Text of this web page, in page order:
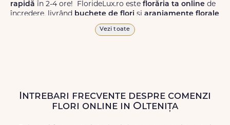
rapidă în 2-4 ore! FlorideLux.ro este florăria ta online de
încredere, livrând buchete de flori și aranjamente florale
de calitate superioară în Oltenița și în toată România.
Livrăm buchete de florichiar și în weekend, pentru ca tu
să poți adresa un gest frumos atunci când ai nevoie.
Vezi toate
Intrebari frecvente despre comenzi
flori online in Oltenița